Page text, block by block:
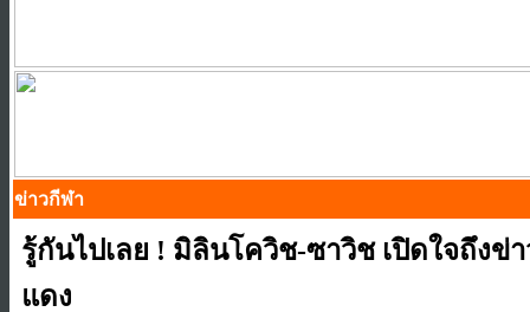
ข่าวกีฬา
รู้กันไปเลย ! มิลินโควิช-ซาวิช เปิดใจถึงข่
แดง